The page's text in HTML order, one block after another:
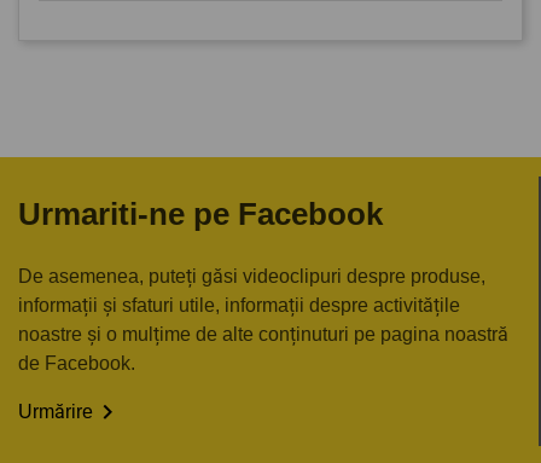
Urmariti-ne pe Facebook
De asemenea, puteți găsi videoclipuri despre produse,
informații și sfaturi utile, informații despre activitățile
noastre și o mulțime de alte conținuturi pe pagina noastră
de Facebook.
Urmărire 